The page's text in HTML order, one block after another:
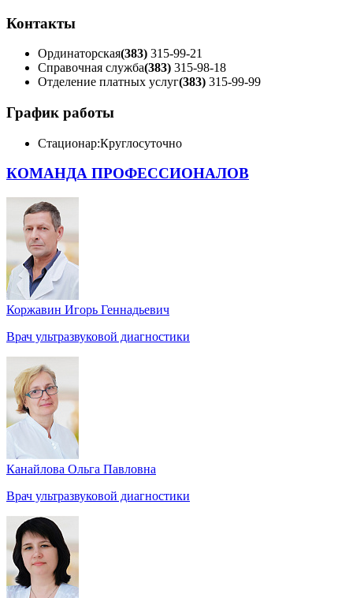
Контакты
Ординаторская(383) 315-99-21
Справочная служба(383) 315-98-18
Отделение платных услуг(383) 315-99-99
График работы
Стационар:Круглосуточно
КОМАНДА ПРОФЕССИОНАЛОВ
Коржавин Игорь Геннадьевич
Врач ультразвуковой диагностики
Канайлова Ольга Павловна
Врач ультразвуковой диагностики